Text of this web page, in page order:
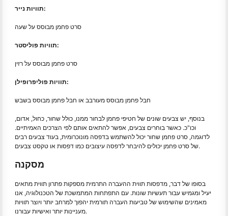
תוויות נייר:
סרט פחמן מבוסס על שעה
תוויות פוליסטר:
סרט פחמן מבוסס על רזין
תוויות פוליפרופילן:
חבל פחמן מבוסס מעורבב או חבל פחמן מבוסס בשבש
בנוסף, יש צבעים שונים של חטיפי פחמן לבחור ממנו, כולל שחור, כחול, אדום,
וכו"כ. כאשר בוחרים צבעים, אפשר להתאים אותם לפי הצרכים האמיתיים.
לדוגמה, סרט פחמן שחור יכול להשתמש בדפסה מונוכרומית, בעוד צבעים רבים
של סרט פחמן יכולים להיבחר לדפסה עיצובים כמו דפסות או טקסט צבעים.
מסקנה
בסופו של דבר, מדפסות תווית ההעברה התרמית מספקות פתרון תווית מתאים
יעיל ומגמיש עבור תעשיות שונות. עם התפתחות המתמשכת של הטכנולוגיה, אנו
מאמינים שהשימוש של טביעות העברה תורמית יהפוך למרחב יותר ויוצר תוויות
מעניינות יותר ואישיות עבורנו.